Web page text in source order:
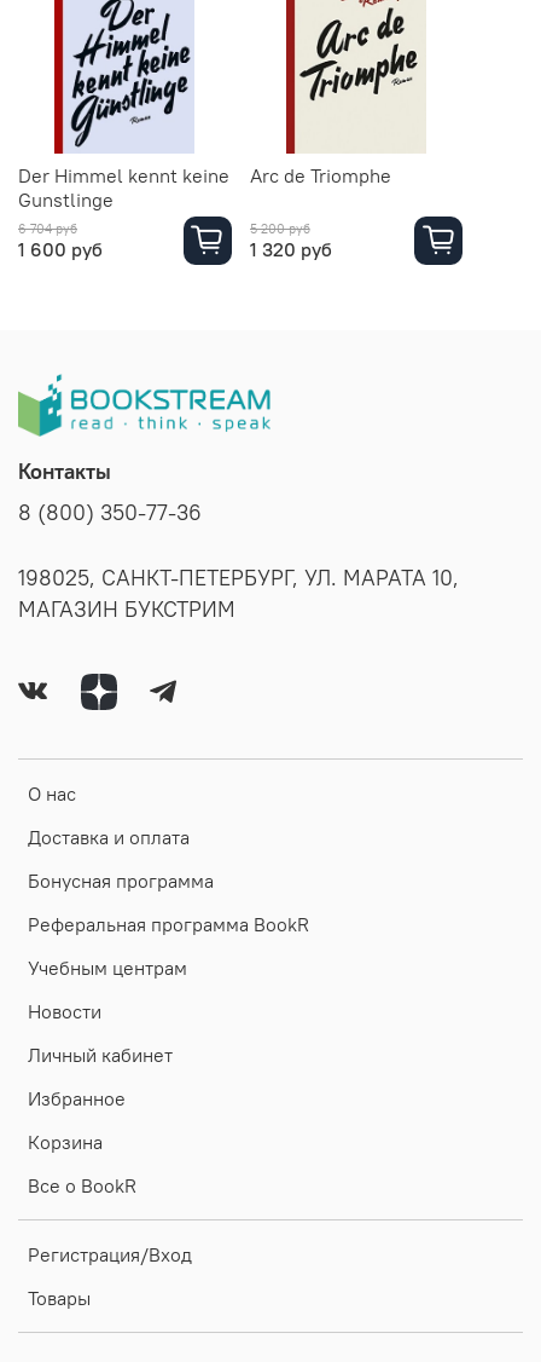
Der Himmel kennt keine
Gunstlinge
6 704 руб
1 600 руб
Arc de Triomphe
5 200 руб
1 320 руб
О нас
Доставка и оплата
Бонусная программа
Реферальная программа BookR
Учебным центрам
Новости
Личный кабинет
Избранное
Корзина
Все о BookR
Регистрация/Вход
Товары
Контакты
8 (800) 350-77-36
198025, САНКТ-ПЕТЕРБУРГ, УЛ. МАРАТА 10,
МАГАЗИН БУКСТРИМ